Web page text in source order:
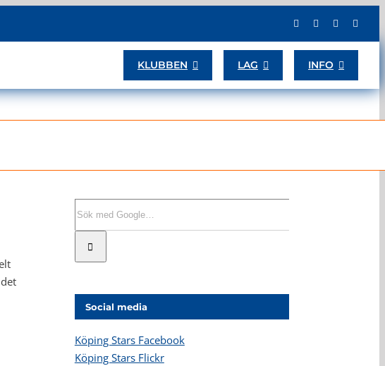
KLUBBEN LAG INFO
Social media
Köping Stars Facebook
Köping Stars Flickr